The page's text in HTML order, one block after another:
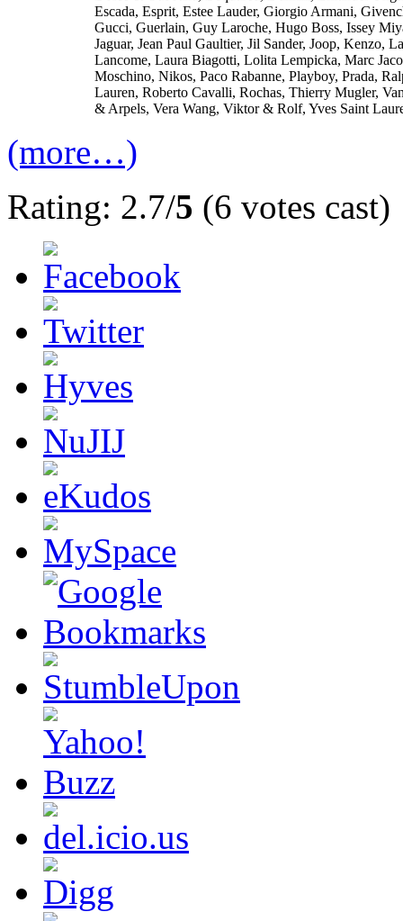
Escada, Esprit, Estee Lauder, Giorgio Armani,
Gucci, Guerlain, Guy Laroche, Hugo Boss, Issey
Jaguar, Jean Paul Gaultier, Jil Sander, Joop, Kenzo,
Lancome, Laura Biagotti, Lolita Lempicka, Marc
Moschino, Nikos, Paco Rabanne, Playboy, Prada,
Lauren, Roberto Cavalli, Rochas, Thierry Mugler,
& Arpels, Vera Wang, Viktor & Rolf, Yves Saint
(more…)
Rating: 2.7/5 (6 votes cast)